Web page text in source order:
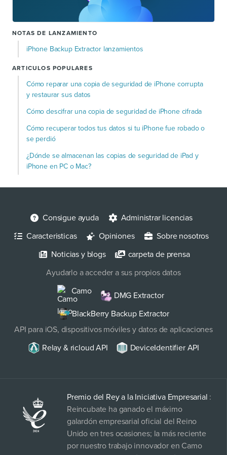
NOTAS DE LANZAMIENTO
iPhone Backup Extractor lanzamientos
ARTICULOS POPULARES
Cómo reparar una copia de seguridad de iPhone corrupta
y restaurar sus datos
Cómo descifrar una copia de seguridad de iPhone cifrada
Cómo recuperar todos tus datos si tu iPhone fue robado o
se perdió
¿Dónde se almacenan las copias de seguridad de iPad y
iPhone en PC o Mac?
Consigue ayuda
Administrar licencias
Caracteristicas
Opiniones
Sobre nosotros
Noticias y blogs
carpeta de prensa
Ayudarlo a acceder a sus propios datos
Camo
DMG Extractor
BlackBerry Backup Extractor
API para iOS, dispositivos móviles y datos de aplicaciones
Relay & ricloud API
DeviceIdentifier API
Premio del Rey a la Iniciativa Empresarial :
Reincubate ha ganado el máximo
galardón empresarial oficial del Reino
Unido en tres ocasiones; la más reciente
por nuestro trabajo innovador en Camo